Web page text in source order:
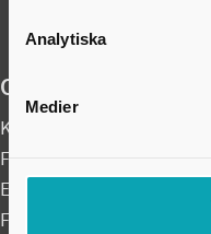
Analytiska
Medier
Kontaktcenter:
Felanmälan akuta fel
E-post:
Fax: 0500-41 49 60